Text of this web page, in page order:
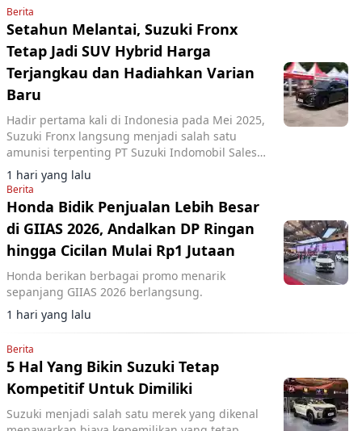
Berita
Setahun Melantai, Suzuki Fronx
Tetap Jadi SUV Hybrid Harga
Terjangkau dan Hadiahkan Varian
Baru
Hadir pertama kali di Indonesia pada Mei 2025,
Suzuki Fronx langsung menjadi salah satu
amunisi terpenting PT Suzuki Indomobil Sales
(SIS) di segmen SUV kompak.
1 hari yang lalu
Berita
Honda Bidik Penjualan Lebih Besar
di GIIAS 2026, Andalkan DP Ringan
hingga Cicilan Mulai Rp1 Jutaan
Honda berikan berbagai promo menarik
sepanjang GIIAS 2026 berlangsung.
1 hari yang lalu
Berita
5 Hal Yang Bikin Suzuki Tetap
Kompetitif Untuk Dimiliki
Suzuki menjadi salah satu merek yang dikenal